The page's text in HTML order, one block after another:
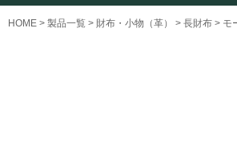
ビジネスバッグ
長財布
アニリンコード
HOME 製品一覧 財布・小物（革） 長財布 モ